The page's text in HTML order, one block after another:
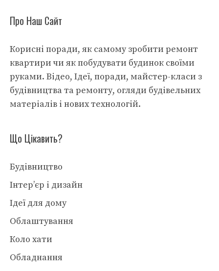
Про Наш Сайт
Корисні поради, як самому зробити ремонт
квартири чи як побудувати будинок своїми
руками. Відео, Ідеї, поради, майстер-класи з
будівництва та ремонту, огляди будівельних
матеріалів і нових технологій.
Що Цікавить?
Будівництво
Інтер’єр і дизайн
Ідеї для дому
Облаштування
Коло хати
Обладнання